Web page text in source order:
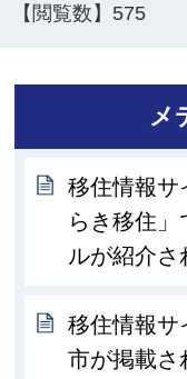
【閲覧数】 575
メ
移住情報サ
らき移住
ルが紹介さ
移住情報サ
市が掲載さ